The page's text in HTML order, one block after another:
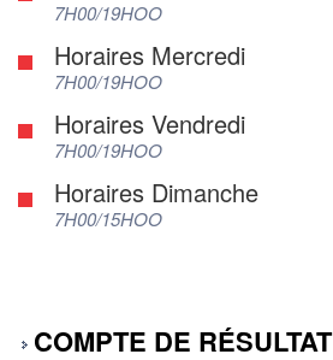
7H00/19HOO
Horaires Mercredi
7H00/19HOO
Horaires Vendredi
7H00/19HOO
Horaires Dimanche
7H00/15HOO
COMPTE DE RÉSULTAT